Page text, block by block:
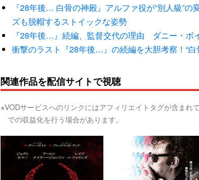
『28年後… 白骨の神殿』アルファ役が“別人級”
ズも脱帽するストイックな姿勢
『28年後…』続編、監督交代の理由 ダニー・ボ
衝撃のラスト『28年後…』の続編を大胆考察！“白
関連作品を配信サイトで視聴
※VODサービスへのリンクにはアフィリエイトタグが含まれ
での収益化を行う場合があります。